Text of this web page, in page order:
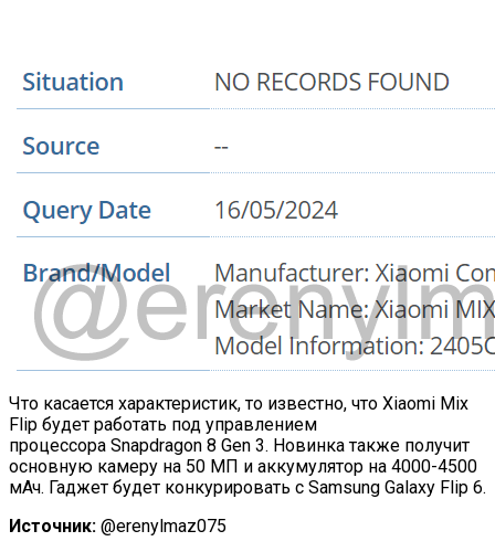
Что касается характеристик, то известно, что Xiaomi Mix
Flip будет работать под управлением
процессора Snapdragon 8 Gen 3. Новинка также получит
основную камеру на 50 МП и аккумулятор на 4000-4500
мАч. Гаджет будет конкурировать с Samsung Galaxy Flip 6.
Источник: @erenylmaz075